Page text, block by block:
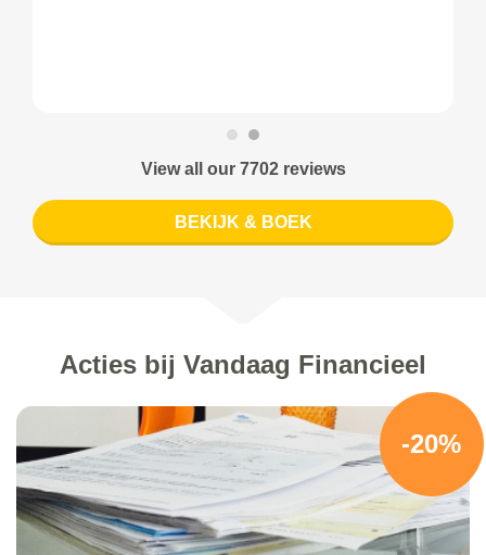
View all our 7702 reviews
BEKIJK & BOEK
Acties bij Vandaag Financieel
-20%